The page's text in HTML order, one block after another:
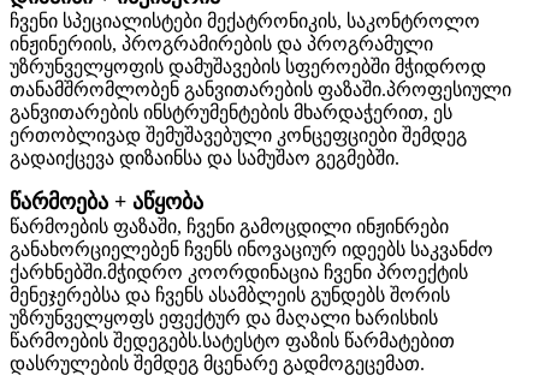
ჩვენი სპეციალისტები მექატრონიკის, საკონტროლო
ინჟინერიის, პროგრამირების და პროგრამული
უზრუნველყოფის დამუშავების სფეროებში მჭიდროდ
თანამშრომლობენ განვითარების ფაზაში.პროფესიული
განვითარების ინსტრუმენტების მხარდაჭერით, ეს
ერთობლივად შემუშავებული კონცეფციები შემდეგ
გადაიქცევა დიზაინსა და სამუშაო გეგმებში.
წარმოება + აწყობა
წარმოების ფაზაში, ჩვენი გამოცდილი ინჟინრები
განახორციელებენ ჩვენს ინოვაციურ იდეებს საკვანძო
ქარხნებში.მჭიდრო კოორდინაცია ჩვენი პროექტის
მენეჯერებსა და ჩვენს ასამბლეის გუნდებს შორის
უზრუნველყოფს ეფექტურ და მაღალი ხარისხის
წარმოების შედეგებს.სატესტო ფაზის წარმატებით
დასრულების შემდეგ მცენარე გადმოგეცემათ.